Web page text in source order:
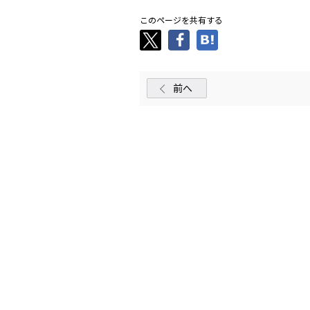
このページを共有する
前へ